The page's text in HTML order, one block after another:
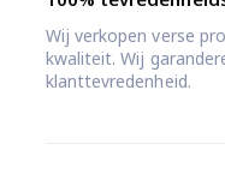
Wij verkopen verse
kwaliteit. Wij
klanttevredenheid.